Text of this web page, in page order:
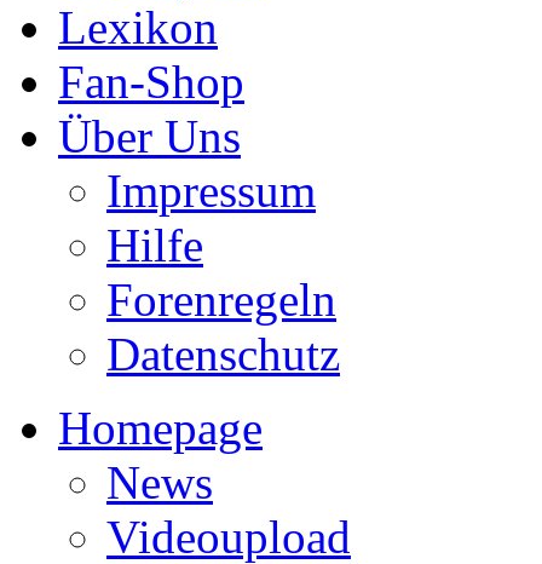
Lexikon
Fan-Shop
Über Uns
Impressum
Hilfe
Forenregeln
Datenschutz
Homepage
News
Videoupload